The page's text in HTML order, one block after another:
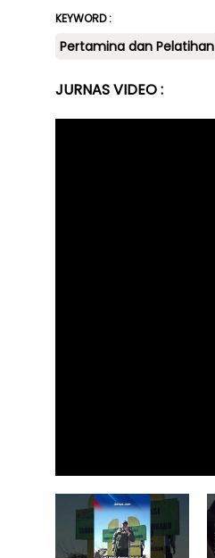
KEYWORD :
Pertamina dan Pelatihan
JURNAS VIDEO :